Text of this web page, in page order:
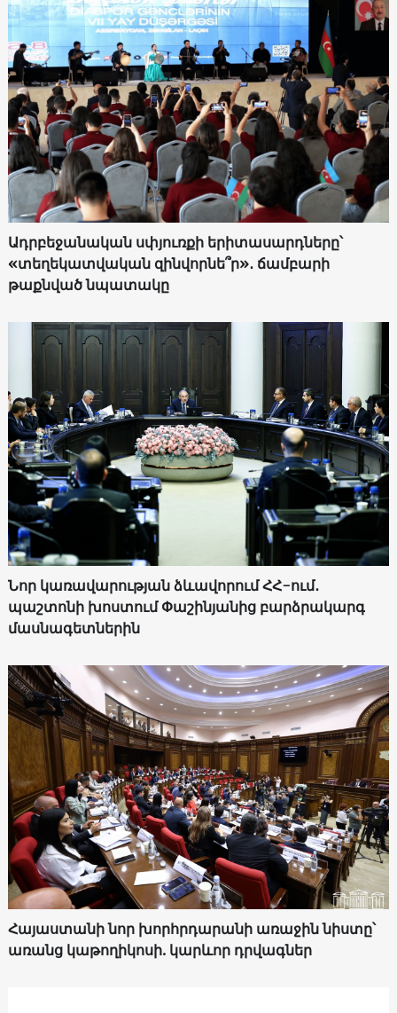
Ադրբեջանական սփյուռքի երիտասարդները՝
«տեղեկատվական զինվորնե՞ր»․ ճամբարի
թաքնված նպատակը
Նոր կառավարության ձևավորում ՀՀ-ում․
պաշտոնի խոստում Փաշինյանից բարձրակարգ
մասնագետներին
Հայաստանի նոր խորհրդարանի առաջին նիստը՝
առանց կաթողիկոսի. կարևոր դրվագներ